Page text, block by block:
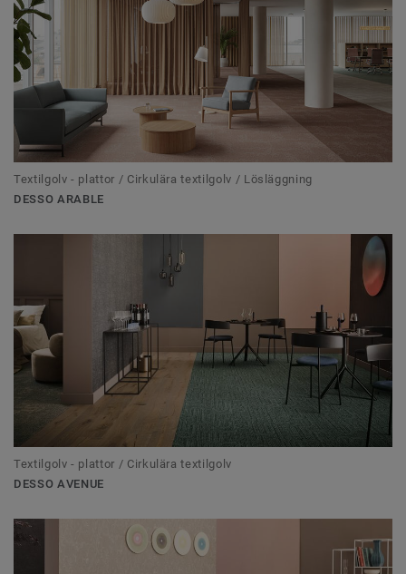
Textilgolv - plattor / Cirkulära textilgolv / Lösläggning
DESSO ARABLE
Textilgolv - plattor / Cirkulära textilgolv
DESSO AVENUE